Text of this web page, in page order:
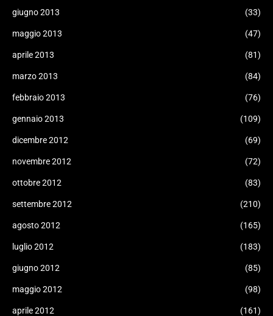
giugno 2013 (33)
maggio 2013 (47)
aprile 2013 (81)
marzo 2013 (84)
febbraio 2013 (76)
gennaio 2013 (109)
dicembre 2012 (69)
novembre 2012 (72)
ottobre 2012 (83)
settembre 2012 (210)
agosto 2012 (165)
luglio 2012 (183)
giugno 2012 (85)
maggio 2012 (98)
aprile 2012 (161)